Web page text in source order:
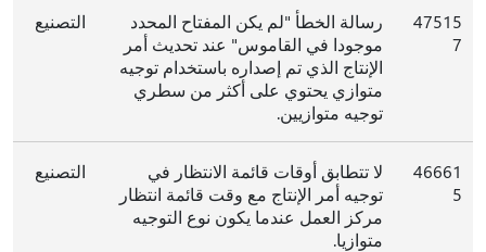
47515
7
رسالة الخطأ "لم يكن المفتاح المحدد
موجودا في القاموس" عند تحديث أمر
الإنتاج الذي تم إصداره باستخدام توجيه
متوازي يحتوي على أكثر من سطري
توجيه متوازيين.
التصنيع
46661
5
لا تتطابق أوقات قائمة الانتظار في
توجيه أمر الإنتاج مع وقت قائمة انتظار
مركز العمل عندما يكون نوع التوجيه
متوازيا.
التصنيع